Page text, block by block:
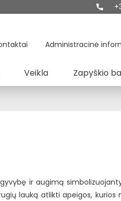
Administracinė
Veikla Zapyškio
ir augimą
lauką atlikti apeigos, kurios